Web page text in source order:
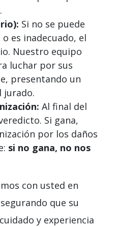
Si no se puede
es inadecuado, el
Nuestro equipo
luchar por sus
presentando un
jurado.
Al final del
Si gana,
por los daños
si no gana, no nos
con usted en
que su
y experiencia